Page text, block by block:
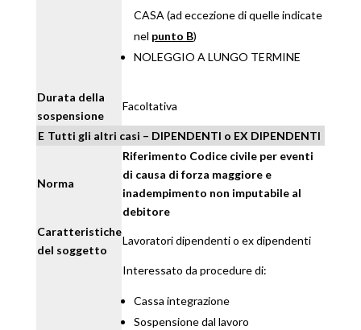
CASA (ad eccezione di quelle indicate
nel punto B)
NOLEGGIO A LUNGO TERMINE
Durata della
sospensione
Facoltativa
E Tutti gli altri casi – DIPENDENTI o EX DIPENDENTI
Norma
Riferimento Codice civile per eventi
di causa di forza maggiore e
inadempimento non imputabile al
debitore
Caratteristiche
del soggetto
Lavoratori dipendenti o ex dipendenti
Interessato da procedure di:
Cassa integrazione
Sospensione dal lavoro